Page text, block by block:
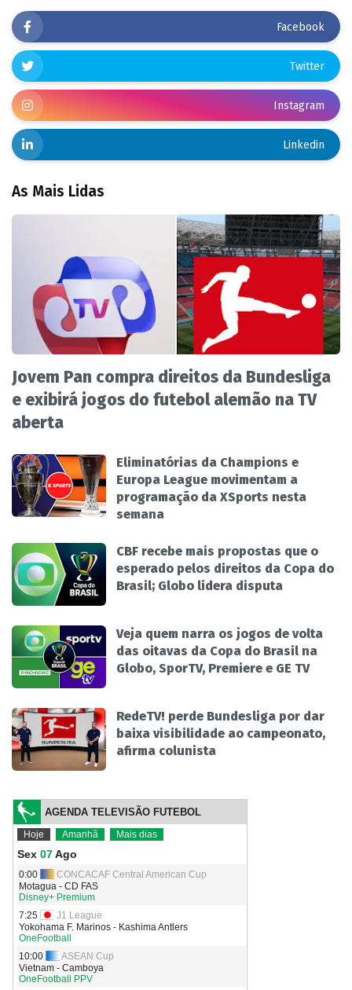
Facebook
Twitter
Instagram
Linkedin
As Mais Lidas
Jovem Pan compra direitos da Bundesliga
e exibirá jogos do futebol alemão na TV
aberta
Eliminatórias da Champions e
Europa League movimentam a
programação da XSports nesta
semana
CBF recebe mais propostas que o
esperado pelos direitos da Copa do
Brasil; Globo lidera disputa
Veja quem narra os jogos de volta
das oitavas da Copa do Brasil na
Globo, SporTV, Premiere e GE TV
RedeTV! perde Bundesliga por dar
baixa visibilidade ao campeonato,
afirma colunista